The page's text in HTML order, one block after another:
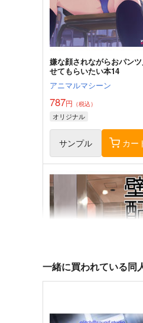
嫌な顔されながらおパン
せてもらいたい本14
アニマルマシーン
787円 （税込）
オリジナル
サンプル カー
一緒に買われている同